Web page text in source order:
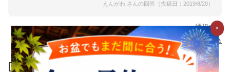
えんがわ さんの回答（投稿日：2019/8/20）
通報する
すべてのクチコミ(1 件)をみる
[19位]雲仙温泉 雲仙宮崎旅館
×